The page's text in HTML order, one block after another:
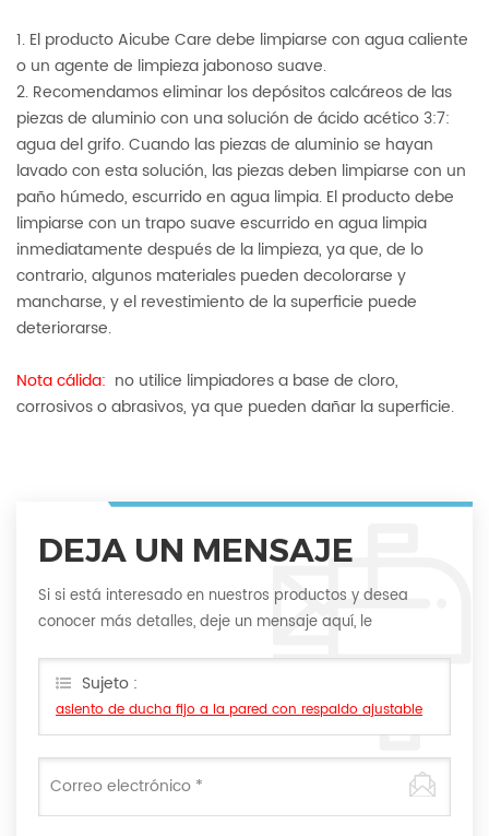
1. El producto Aicube Care debe limpiarse con agua caliente
o un agente de limpieza jabonoso suave.
2. Recomendamos eliminar los depósitos calcáreos de las
piezas de aluminio con una solución de ácido acético 3:7:
agua del grifo. Cuando las piezas de aluminio se hayan
lavado con esta solución, las piezas deben limpiarse con un
paño húmedo, escurrido en agua limpia. El producto debe
limpiarse con un trapo suave escurrido en agua limpia
inmediatamente después de la limpieza, ya que, de lo
contrario, algunos materiales pueden decolorarse y
mancharse, y el revestimiento de la superficie puede
deteriorarse.
Nota cálida: no utilice limpiadores a base de cloro,
corrosivos o abrasivos, ya que pueden dañar la superficie.
DEJA UN MENSAJE
Si si está interesado en nuestros productos y desea
conocer más detalles, deje un mensaje aquí, le
Sujeto :
asiento de ducha fijo a la pared con respaldo ajustable